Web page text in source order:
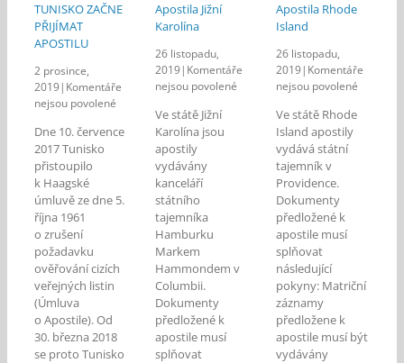
TUNISKO ZAČNE
PŘIJÍMAT
APOSTILU
2 prosince,
2019| Komentáře
nejsou povolenéu
s
TUNISKO
PŘIJÍMAT
APOSTILU
Dne 10. července
2017 Tunisko
přistoupilo
k Haagské
úmluvě ze dne 5.
října 1961
o zrušení
požadavku
ověřování cizích
veřejných listin
(Úmluva
o Apostile). Od
30. března 2018
se proto Tunisko
Apostila Jižní
Karolína
26 listopadu,
2019| Komentáře
nejsou povolenéu
Apostila
Karolína
Ve státě Jižní
Karolína jsou
apostily
vydávány
kanceláří
státního
tajemníka
Hamburku
Markem
Hammondem v
Columbii.
Dokumenty
předložené k
apostile musí
splňovat
Apostila Rhode
Island
26 listopadu,
2019| Komentáře
nejsou povolenéu
s
Ve státě Rhode
Island apostily
vydává státní
tajemník v
Providence.
Dokumenty
předložené k
apostile musí
splňovat
následující
pokyny: Matriční
záznamy
předložene k
apostile musí být
vydávány